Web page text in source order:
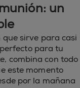
un
que sirve para casi
para tu
combina con todo
este momento
por la mañana